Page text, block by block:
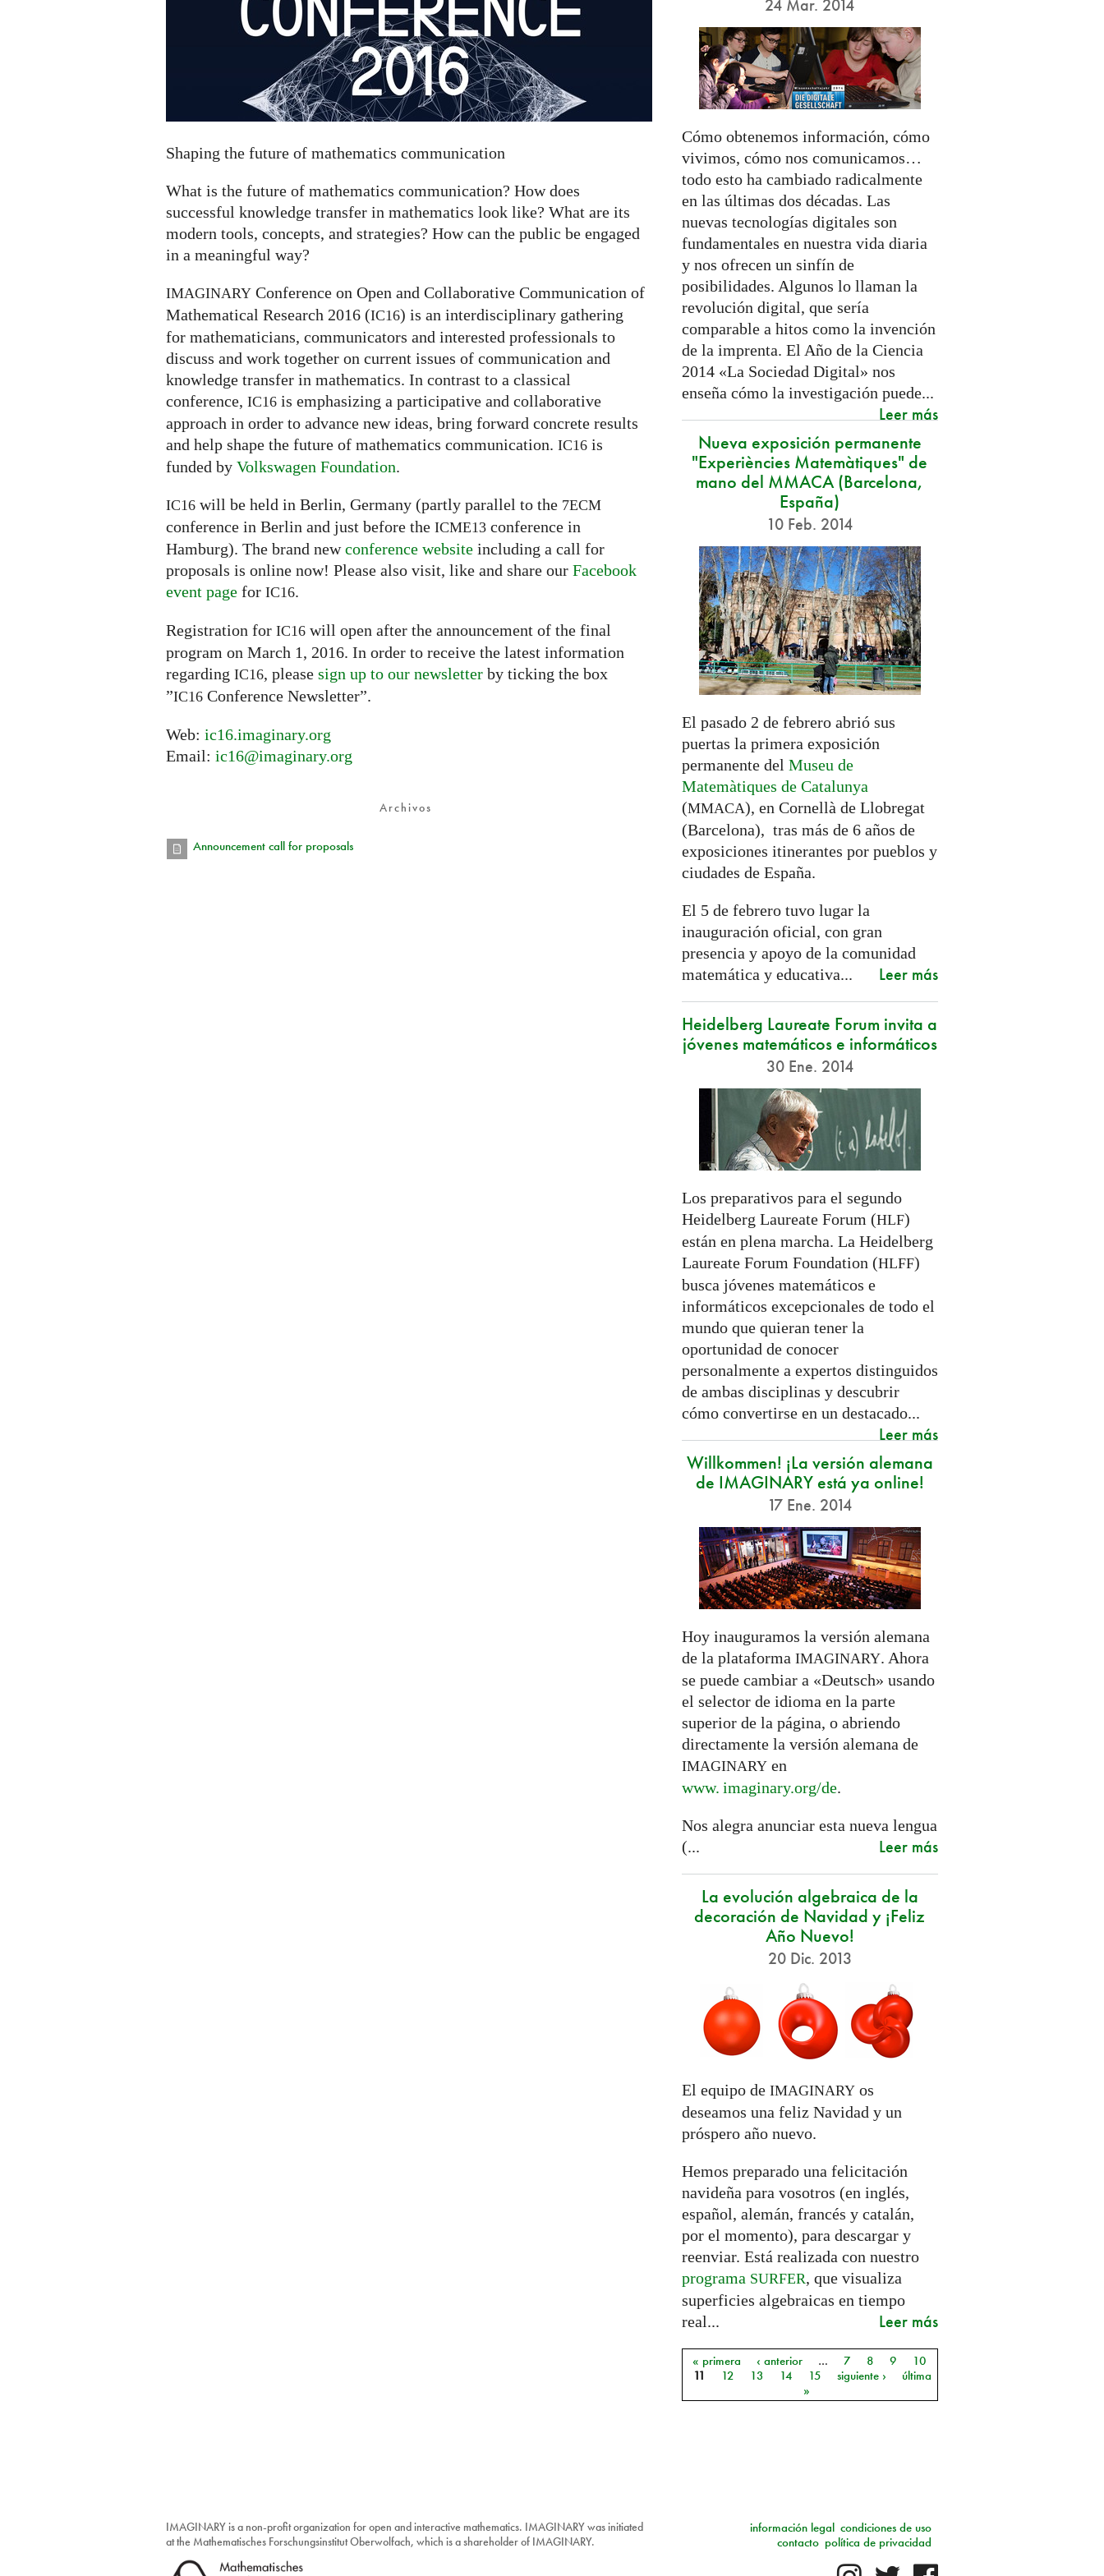
Shaping the future of mathematics communication
What is the future of mathematics communication? How does
successful knowledge transfer in mathematics look like? What are its
modern tools, concepts, and strategies? How can the public be engaged
in a meaningful way?
IMAGINARY Conference on Open and Collaborative Communication of
Mathematical Research 2016 (IC16) is an interdisciplinary gathering
for mathematicians, communicators and interested professionals to
discuss and work together on current issues of communication and
knowledge transfer in mathematics. In contrast to a classical
conference, IC16 is emphasizing a participative and collaborative
approach in order to advance new ideas, bring forward concrete results
and help shape the future of mathematics communication. IC16 is
funded by Volkswagen Foundation.
IC16 will be held in Berlin, Germany (partly parallel to the 7ECM
conference in Berlin and just before the ICME13 conference in
Hamburg). The brand newconference website including a call for
proposals is online now! Please also visit, like and share our Facebook
event page for IC16.
Registration for IC16 will open after the announcement of the final
program on March 1, 2016. In order to receive the latest information
regarding IC16, please sign up to our newsletter by ticking the box
”IC16 Conference Newsletter”.
Web: ic16.imaginary.org
Email: ic16@imaginary.org
Archivos
Announcement call for proposals
24 Mar. 2014
Cómo obtenemos información, cómo
vivimos, cómo nos comunicamos…
todo esto ha cambiado radicalmente
en las últimas dos décadas. Las
nuevas tecnologías digitales son
fundamentales en nuestra vida diaria
y nos ofrecen un sinfín de
posibilidades. Algunos lo llaman la
revolución digital, que sería
comparable a hitos como la invención
de la imprenta. El Año de la Ciencia
2014 «La Sociedad Digital» nos
enseña cómo la investigación puede...
Leer más
Nueva exposición permanente
"Experiències Matemàtiques" de
mano del MMACA (Barcelona,
España)
10 Feb. 2014
El pasado 2 de febrero abrió sus
puertas la primera exposición
permanente del Museu de
Matemàtiques de Catalunya
(MMACA), en Cornellà de Llobregat
(Barcelona), tras más de 6 años de
exposiciones itinerantes por pueblos y
ciudades de España.
El 5 de febrero tuvo lugar la
inauguración oficial, con gran
presencia y apoyo de la comunidad
matemática y educativa...
Leer más
Heidelberg Laureate Forum invita a
jóvenes matemáticos e informáticos
30 Ene. 2014
Los preparativos para el segundo
Heidelberg Laureate Forum (HLF)
están en plena marcha. La Heidelberg
Laureate Forum Foundation (HLFF)
busca jóvenes matemáticos e
informáticos excepcionales de todo el
mundo que quieran tener la
oportunidad de conocer
personalmente a expertos distinguidos
de ambas disciplinas y descubrir
cómo convertirse en un destacado...
Leer más
Willkommen! ¡La versión alemana
de IMAGINARY está ya online!
17 Ene. 2014
Hoy inauguramos la versión alemana
de la plataforma IMAGINARY. Ahora
se puede cambiar a «Deutsch» usando
el selector de idioma en la parte
superior de la página, o abriendo
directamente la versión alemana de
IMAGINARYen
www. imaginary.org/de.
Nos alegra anunciar esta nueva lengua
(...
Leer más
La evolución algebraica de la
decoración de Navidad y ¡Feliz
Año Nuevo!
20 Dic. 2013
El equipo de IMAGINARYos
deseamos una feliz Navidad y un
próspero año nuevo.
Hemos preparado una felicitación
navideña para vosotros (en inglés,
español, alemán, francés y catalán,
por el momento), para descargar y
reenviar. Está realizada con nuestro
programa SURFER, que visualiza
superficies algebraicas en tiempo
real...
Leer más
Páginas
« primera ‹ anterior … 7 8 9
10
11
12 13 14 15 siguiente ›
última
»
IMAGINARY is a non-profit organization for open and interactive mathematics. IMAGINARY was initiated
at the Mathematisches Forschungsinstitut Oberwolfach, which is a shareholder of IMAGINARY.
condiciones de uso
información legal
política de privacidad
contacto